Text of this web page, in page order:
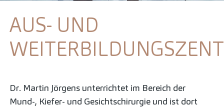
AUS- UND
Dr. Martin Jörgens unterrichtet im Bereich der
Mund-, Kiefer- und Gesichtschirurgie und ist dort